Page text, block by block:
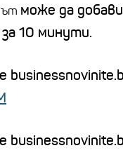
може да
10 минути.